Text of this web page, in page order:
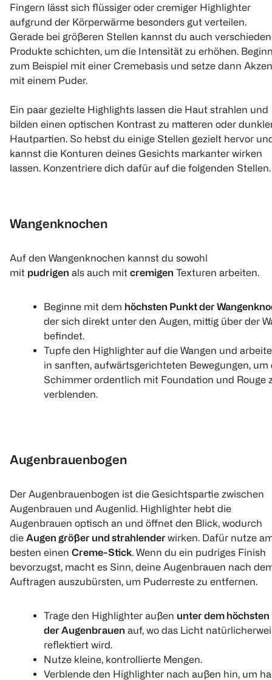
Fingern lässt sich flüssiger oder cremiger Highlighter
aufgrund der Körperwärme besonders gut verteilen.
Gerade bei größeren Stellen kannst du auch
Produkte schichten, um die Intensität zu erhöhen.
zum Beispiel mit einer Cremebasis und setze dann
mit einem Puder.
Ein paar gezielte Highlights lassen die Haut strahlen und
bilden einen optischen Kontrast zu matteren oder
Hautpartien. So hebst du einige Stellen gezielt hervor
kannst die Konturen deines Gesichts markanter wirken
lassen. Konzentriere dich dafür auf die folgenden Stellen.
Wangenknochen
Auf den Wangenknochen kannst du sowohl
mit pudrigen als auch mit cremigen Texturen arbeiten.
Beginne mit dem höchsten Punkt der
der sich direkt unter den Augen, mittig über der
befindet.
Tupfe den Highlighter auf die Wangen und
in sanften, aufwärtsgerichteten Bewegungen, um
Schimmer ordentlich mit Foundation und Rouge
verblenden.
Augenbrauenbogen
Der Augenbrauenbogen ist die Gesichtspartie zwischen
Augenbrauen und Augenlid. Highlighter hebt die
Augenbrauen optisch an und öffnet den Blick, wodurch
die Augen größer und strahlenderwirken. Dafür nutze
besten einen Creme-Stick. Wenn du ein pudriges Finish
bevorzugst, macht es Sinn, deine Augenbrauen nach
Auftragen auszubürsten, um Puderreste zu entfernen.
Trage den Highlighter außen unter dem
der Augenbrauen auf, wo das Licht
reflektiert wird.
Nutze kleine, kontrollierte Mengen.
Verblende den Highlighter nach außen hin, um